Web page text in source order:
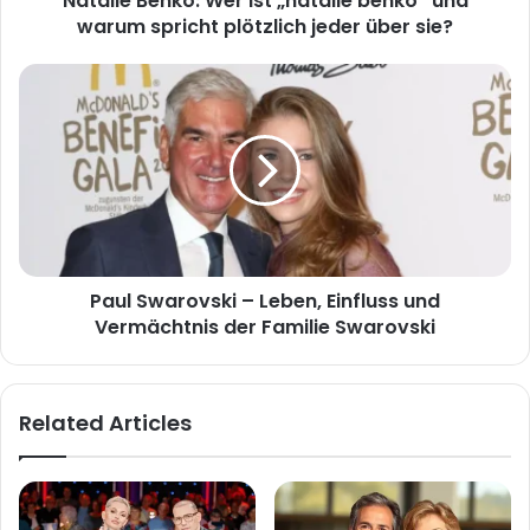
sie?
warum spricht plötzlich jeder über sie?
Paul
Swarovski
Leben,
Einfluss
Vermächtnis
Familie
SwarovskiPaul Swarovski – Leben, Einfluss und
Vermächtnis der Familie Swarovski
Related Articles